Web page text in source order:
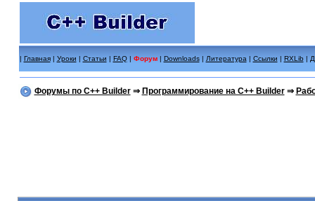
| Главная| Уроки | Статьи | FAQ| Форум | Downloads| Литература | Ссылки | RXLib |
Форумы по C++ Builder⇒ Программирование на C++ Builder⇒